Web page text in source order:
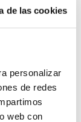
de las cookies
personalizar
de redes
web con
il mio